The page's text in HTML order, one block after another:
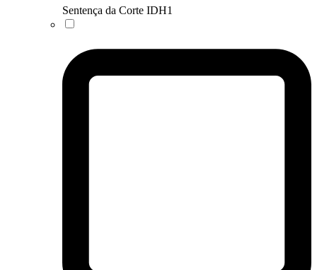
Sentença da Corte IDH1